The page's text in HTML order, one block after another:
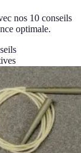
nos 10 conseils
optimale.